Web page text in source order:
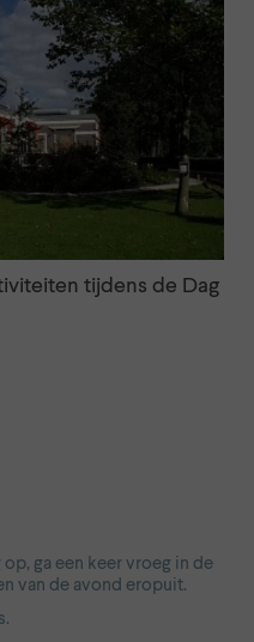
tijdens de Dag
ga een keer vroeg in de
van de avond eropuit.